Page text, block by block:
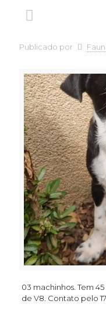
Publicado por
03 machinhos. Tem
de V8. Contato pelo